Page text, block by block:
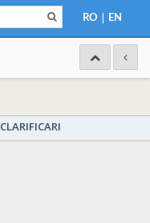
RO | EN
CLARIFICARI